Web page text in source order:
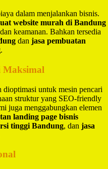
dalam menjalankan bisnis.
website murah di Bandung
keamanan. Bahkan tersedia
dan jasa pembuatan
.
Maksimal
dioptimasi untuk mesin pencari
struktur yang SEO-friendly
juga menggabungkan elemen
landing page bisnis
tinggi Bandung, dan jasa